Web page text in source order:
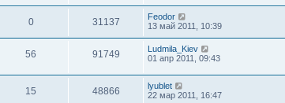
0 31137
Feodor
13 май 2011, 10:39
56 91749
Ludmila_Kiev
01 апр 2011, 09:43
15 48866
lyublet
22 мар 2011, 16:47